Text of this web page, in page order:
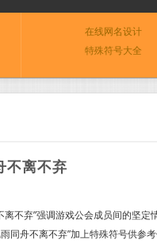
在线网名设计
特殊符号大全
不离不弃
离不弃”强调游戏公会成员间的坚
同舟不离不弃”加上特殊符号供参